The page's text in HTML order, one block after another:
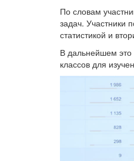
По словам
задач. Участники
статистикой и
В дальнейшем это
классов для